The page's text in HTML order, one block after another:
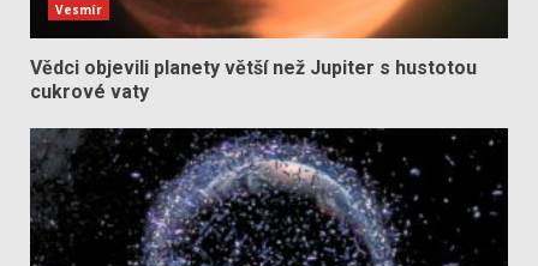
Vesmír
Vědci objevili planety větší než Jupiter s hustotou
cukrové vaty